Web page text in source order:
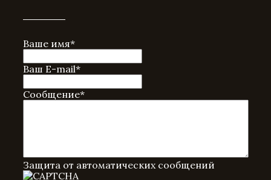
Ваше имя*
Ваш E-mail*
Сообщение*
Защита от автоматических сообщений